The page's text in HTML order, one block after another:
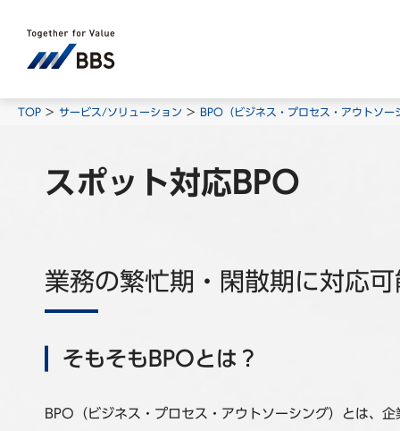
TOP サービス/ソリューション BPO（ビジネス・プロセス・アウトソー
スポット対応BPO
業務の繁忙期・閑散期に対応
そもそもBPOとは？
BPO（ビジネス・プロセス・アウトソーシング）とは、